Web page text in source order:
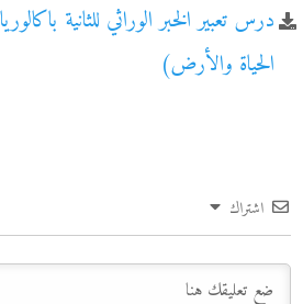
درس تعبير الخبر الوراثي للثانية
الحياة والأرض)
اشتراك